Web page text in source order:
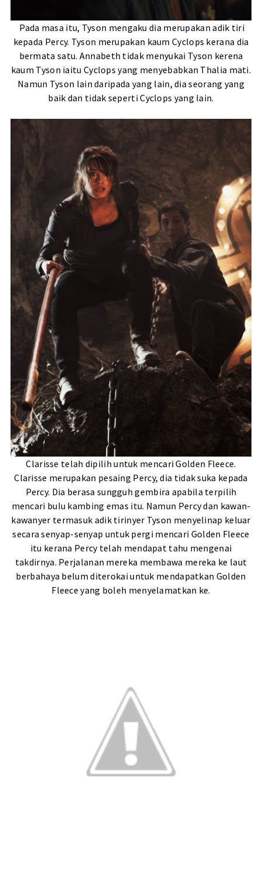
Pada masa itu, Tyson mengaku dia merupakan adik tiri
kepada Percy. Tyson merupakan kaum Cyclops kerana dia
bermata satu. Annabeth tidak menyukai Tyson kerena
kaum Tyson iaitu Cyclops yang menyebabkan Thalia mati.
Namun Tyson lain daripada yang lain, dia seorang yang
baik dan tidak seperti Cyclops yang lain.
Clarisse telah dipilih untuk mencari Golden Fleece.
Clarisse merupakan pesaing Percy, dia tidak suka kepada
Percy. Dia berasa sungguh gembira apabila terpilih
mencari bulu kambing emas itu. Namun Percy dan kawan-
kawanyer termasuk adik tirinyer Tyson menyelinap keluar
secara senyap-senyap untuk pergi mencari Golden Fleece
itu kerana Percy telah mendapat tahu mengenai
takdirnya. Perjalanan mereka membawa mereka ke laut
berbahaya belum diterokaiuntuk mendapatkan Golden
Fleece yang boleh menyelamatkan ke.